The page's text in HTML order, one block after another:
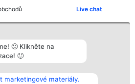
Live chat
🙂 Klikněte na
🙂
marketingové materiály.
Vítězové
Seznam všech
Kontakt